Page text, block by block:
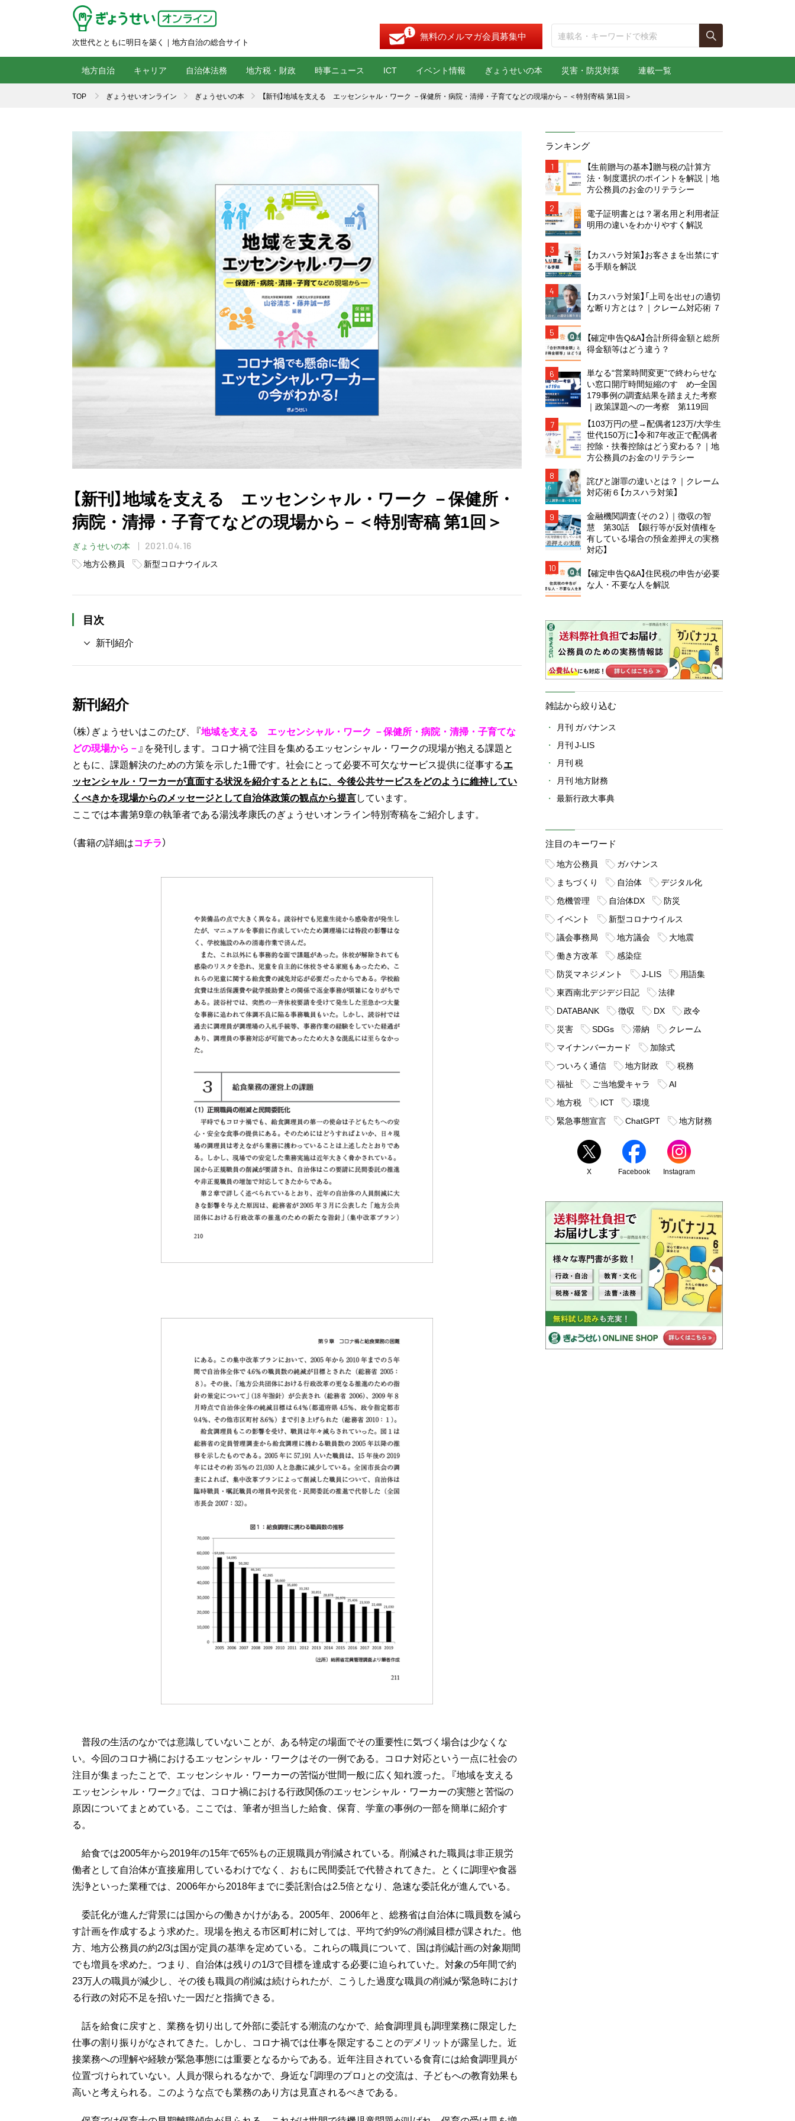
次世代とともに明日を築く｜地方自治の総合サイト 無料のメルマガ会員募集中
地方自治 キャリア 自治体法務 地方税・財政 時事ニュース ICT イベント情報 ぎょうせいの本 災害・防災対策 連載一覧
TOP ぎょうせいオンライン ぎょうせいの本 【新刊】地域を支える エッセンシャル・ワーク －保健所・病院・清掃・子育てなどの現場から－＜特別寄稿 第1回＞
【新刊】地域を支える エッセンシャル・ワーク －保健所・
病院・清掃・子育てなどの現場から－＜特別寄稿 第1回＞
ぎょうせいの本 2021.04.16
地方公務員 新型コロナウイルス
目次
新刊紹介
新刊紹介
（株）ぎょうせいはこのたび、『地域を支える エッセンシャル・ワーク －保健所・病院・清掃・子育てな
どの現場から－』を発刊します。コロナ禍で注目を集めるエッセンシャル・ワークの現場が抱える課題と
ともに、課題解決のための方策を示した1冊です。社会にとって必要不可欠なサービス提供に従事するエ
ッセンシャル・ワーカーが直面する状況を紹介するとともに、 今後公共サービスをどのように維持してい
くべきかを現場からのメッセージと して自治体政策の観点から提言しています。
ここでは本書第9章の執筆者である湯浅孝康氏のぎょうせいオンライン特別寄稿をご紹介します。
（書籍の詳細はコチラ）
普段の生活のなかでは意識していないことが、ある特定の場面でその重要性に気づく場合は少なくな
い。今回のコロナ禍におけるエッセンシャル・ワークはその一例である。コロナ対応という一点に社会の
注目が集まったことで、エッセンシャル・ワーカーの苦悩が世間一般に広く知れ渡った。『地域を支える
エッセンシャル・ワーク』では、コロナ禍における行政関係のエッセンシャル・ワーカーの実態と苦悩の
原因についてまとめている。ここでは、筆者が担当した給食、保育、学童の事例の一部を簡単に紹介す
る。
給食では2005年から2019年の15年で65%もの正規職員が削減されている。削減された職員は非正規労
働者として自治体が直接雇用しているわけでなく、おもに民間委託で代替されてきた。とくに調理や食器
洗浄といった業種では、2006年から2018年までに委託割合は2.5倍となり、急速な委託化が進んでいる。
委託化が進んだ背景には国からの働きかけがある。2005年、2006年と、総務省は自治体に職員数を減ら
す計画を作成するよう求めた。現場を抱える市区町村に対しては、平均で約9%の削減目標が課された。他
方、地方公務員の約2/3は国が定員の基準を定めている。これらの職員について、国は削減計画の対象期間
でも増員を求めた。つまり、自治体は残りの1/3で目標を達成する必要に迫られていた。対象の5年間で約
23万人の職員が減少し、その後も職員の削減は続けられたが、こうした過度な職員の削減が緊急時におけ
る行政の対応不足を招いた一因だと指摘できる。
話を給食に戻すと、業務を切り出して外部に委託する潮流のなかで、給食調理員も調理業務に限定した
仕事の割り振りがなされてきた。しかし、コロナ禍では仕事を限定することのデメリットが露呈した。近
接業務への理解や経験が緊急事態には重要となるからである。近年注目されている食育には給食調理員が
位置づけられていない。人員が限られるなかで、身近な「調理のプロ」との交流は、子どもへの教育効果も
高いと考えられる。このような点でも業務のあり方は見直されるべきである。
ランキング
1
【生前贈与の基本】贈与税の計算方
法・制度選択のポイントを解説｜地
方公務員のお金のリテラシー
2
電子証明書とは？署名用と利用者証
明用の違いをわかりやすく解説
3
【カスハラ対策】お客さまを出禁にす
る手順を解説
4
【カスハラ対策】「上司を出せ」の適切
な断り方とは？｜クレーム対応術 ７
5
【確定申告Q&A】合計所得金額と総所
得金額等はどう違う？
6
単なる“営業時間変更”で終わらせな
い窓口開庁時間短縮のすゝめ─全国
179事例の調査結果を踏まえた考察
｜政策課題への一考察 第119回
7
【103万円の壁→配偶者123万/大学生
世代150万に】令和7年改正で配偶者
控除・扶養控除はどう変わる？｜地
方公務員のお金のリテラシー
8
詫びと謝罪の違いとは？｜クレーム
対応術６【カスハラ対策】
9
金融機関調査（その２）｜徴収の智
慧 第30話 【銀行等が反対債権を
有している場合の預金差押えの実務
対応】
10
【確定申告Q&A】住民税の申告が必要
な人・不要な人を解説
雑誌から絞り込む
月刊 ガバナンス
月刊 J-LIS
月刊 税
月刊 地方財務
最新行政大事典
注目のキーワード
地方公務員
ガバナンス
まちづくり
自治体
デジタル化
危機管理
自治体DX
防災
イベント
新型コロナウイルス
議会事務局
地方議会
大地震
働き方改革
感染症
防災マネジメント
J-LIS
用語集
東西南北デジデジ日記
法律
DATABANK
徴収 DX
政令
災害
SDGs 滞納
クレーム
マイナンバーカード
加除式
ついろく通信
地方財政
税務
福祉
ご当地愛キャラ
AI
地方税
ICT
環境
緊急事態宣言
ChatGPT 地方財務
X Facebook Instagram